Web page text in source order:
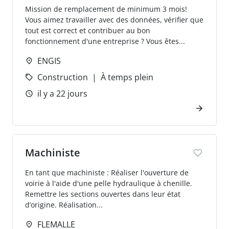
Mission de remplacement de minimum 3 mois!
Vous aimez travailler avec des données, vérifier que
tout est correct et contribuer au bon
fonctionnement d'une entreprise ? Vous êtes...
ENGIS
Construction
À temps plein
il y a 22 jours
Machiniste
En tant que machiniste : Réaliser l'ouverture de
voirie à l'aide d'une pelle hydraulique à chenille.
Remettre les sections ouvertes dans leur état
d’origine. Réalisation...
FLEMALLE